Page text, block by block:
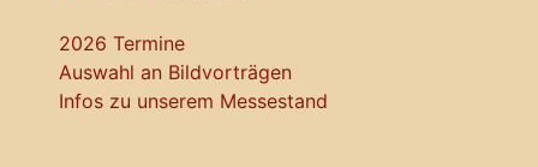
2026 Termine
Auswahl an Bildvorträgen
Infos zu unserem Messestand